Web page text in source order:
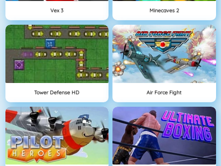
Vex 3 Minecaves 2
Tower Defense HD Air Force Fight